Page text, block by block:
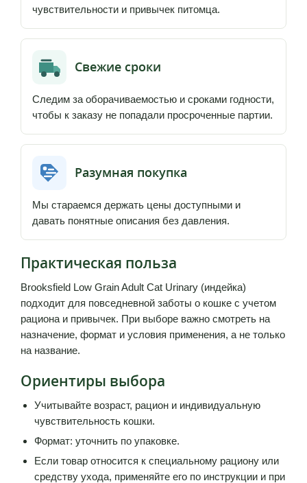
чувствительности и привычек питомца.
Свежие сроки
Следим за оборачиваемостью и сроками годности,
чтобы к заказу не попадали просроченные партии.
Разумная покупка
Мы стараемся держать цены доступными и
давать понятные описания без давления.
Практическая польза
Brooksfield Low Grain Adult Cat Urinary (индейка)
подходит для повседневной заботы о кошке с учетом
рациона и привычек. При выборе важно смотреть на
назначение, формат и условия применения, а не только
на название.
Ориентиры выбора
Учитывайте возраст, рацион и индивидуальную
чувствительность кошки.
Формат: уточнить по упаковке.
Если товар относится к специальному рациону или
средству ухода, применяйте его по инструкции и при